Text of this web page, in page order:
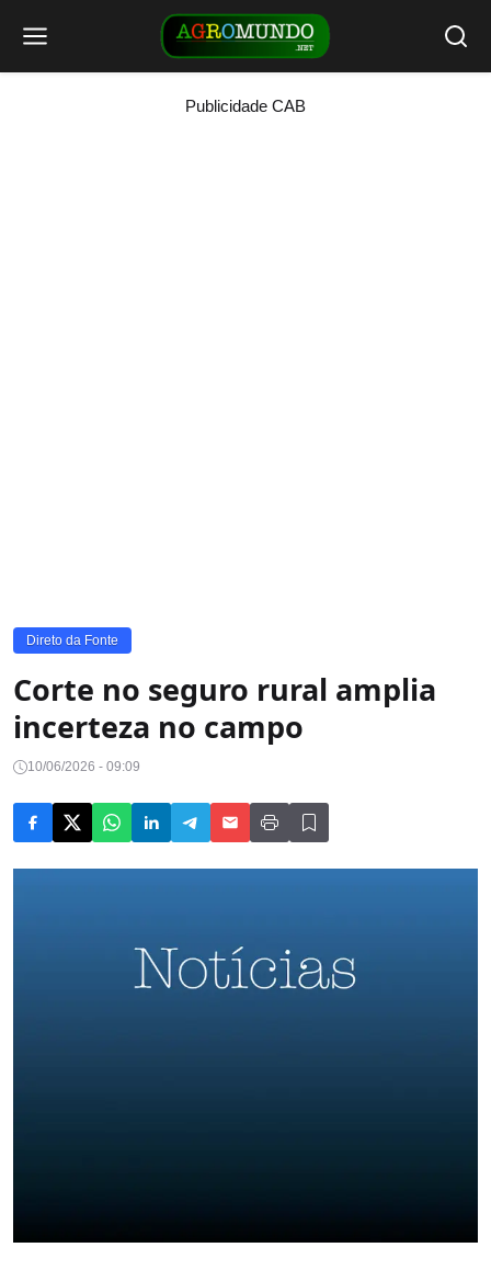
Publicidade CAB
Direto da Fonte
Corte no seguro rural amplia
incerteza no campo
10/06/2026 - 09:09